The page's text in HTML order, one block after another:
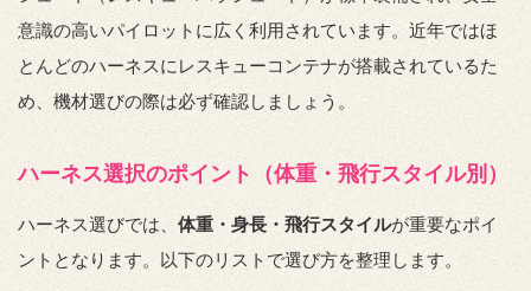
意識の高いパイロットに広く利用されています。近年ではほ
とんどのハーネスにレスキューコンテナが搭載されているた
め、機材選びの際は必ず確認しましょう。
ハーネス選択のポイント（体重・飛行スタイル別）
ハーネス選びでは、 体重・身長・飛行スタイルが重要なポイ
ントとなります。以下のリストで選び方を整理します。